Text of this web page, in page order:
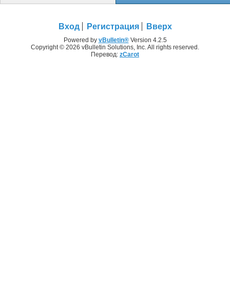
Вход Регистрация Вверх
Powered by vBulletin®Version 4.2.5
Copyright © 2026 vBulletin Solutions, Inc. All rights reserved.
Перевод: zCarot